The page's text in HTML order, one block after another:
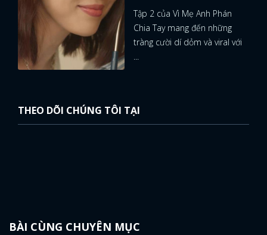
Tập 2 của Vì Mẹ Anh Phán
Chia Tay mang đến những
tràng cười dí dỏm và viral với
...
THEO DÕI CHÚNG TÔI TẠI
BÀI CÙNG CHUYÊN MỤC